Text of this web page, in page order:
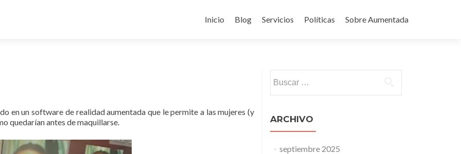
al
Inicio Blog Servicios Políticas Sobre Aumentada
en un software de realidad aumentada que le permite a las mujeres (y
quedarían antes de maquillarse.
ARCHIVO
septiembre 2025